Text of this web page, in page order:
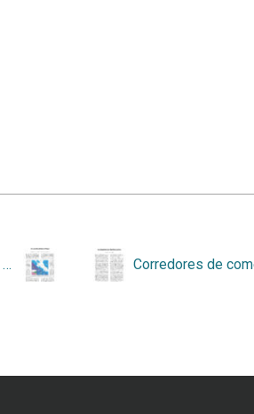
Afinamiento del potencial sísmico y monitoreo de la brecha sísmica en Nicoya